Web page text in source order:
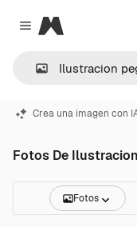
Close menu
Magnific
Crea una imagen con
Fotos De
Fotos